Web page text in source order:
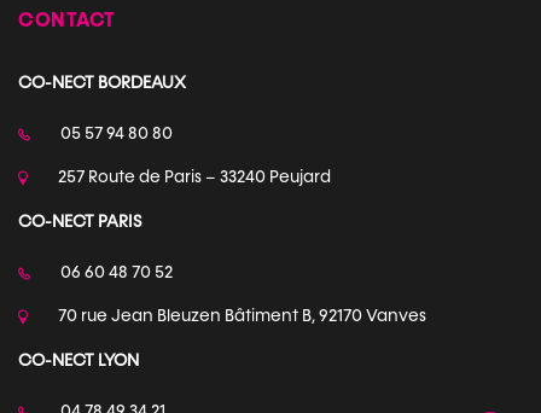
CONTACT
CO-NECT BORDEAUX
05 57 94 80 80
257 Route de Paris – 33240 Peujard
CO-NECT PARIS
06 60 48 70 52
70 rue Jean Bleuzen Bâtiment B, 92170 Vanves
CO-NECT LYON